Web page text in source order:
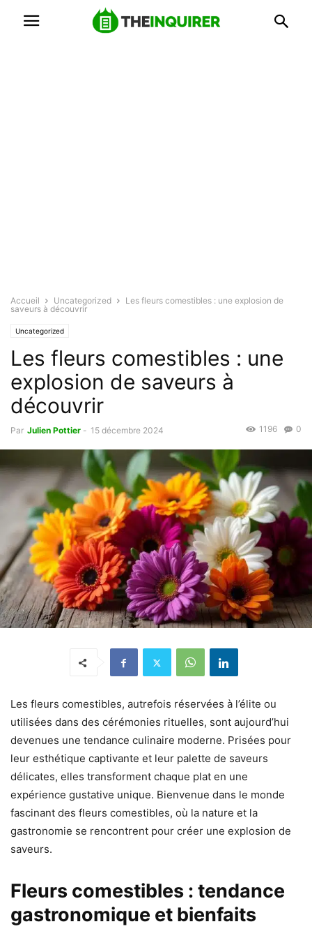
Accueil Uncategorized
Les fleurs comestibles : une explosion de
saveurs à découvrir
Uncategorized
Les fleurs comestibles : une
explosion de saveurs à
découvrir
Par Julien Pottier - 15 décembre 2024 0
1196
Les fleurs comestibles, autrefois réservées à l’élite ou
utilisées dans des cérémonies rituelles, sont aujourd’hui
devenues une tendance culinaire moderne. Prisées pour
leur esthétique captivante et leur palette de saveurs
délicates, elles transforment chaque plat en une
expérience gustative unique. Bienvenue dans le monde
fascinant des fleurs comestibles, où la nature et la
gastronomie se rencontrent pour créer une explosion de
saveurs.
Fleurs comestibles : tendance
gastronomique et bienfaits